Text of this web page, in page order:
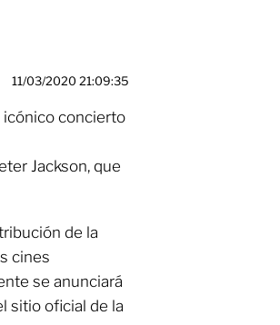
11/03/2020 21:09:35
icónico concierto
Jackson, que
de la
cines
se anunciará
sitio oficial de la